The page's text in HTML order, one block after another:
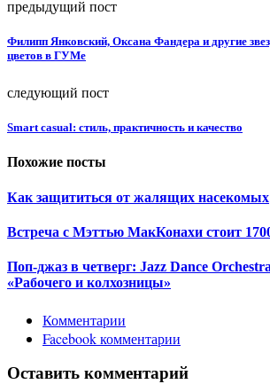
предыдущий пост
Филипп Янковский, Оксана Фандера и другие
цветов в ГУМе
следующий пост
Smart casual: стиль, практичность и качество
Похожие посты
Как защититься от жалящих насекомых
Встреча с Мэттью МакКонахи стоит
Поп-джаз в четверг: Jazz Dance
«Рабочего и колхозницы»
Комментарии
Facebook комментарии
Оставить комментарий